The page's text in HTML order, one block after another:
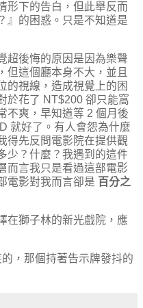
形下的告白，但此舉反而
』的困惑。只是不知道是
超後悔的原因是因為樂聲
但這個廳本身不大，並且
的視線，造成視覺上的困
於花了 NT$200 卻只能窩
不爽，早知道等 2 個月後
就好了。有人會怨為什麼
得先反問電影院在提供觀
少？什麼？我遇到的這件
而言我只是看過這部電影
電影對我而言卻是 百分之
在獅子林的新光戲院，應
的，那個持著告示牌發抖的